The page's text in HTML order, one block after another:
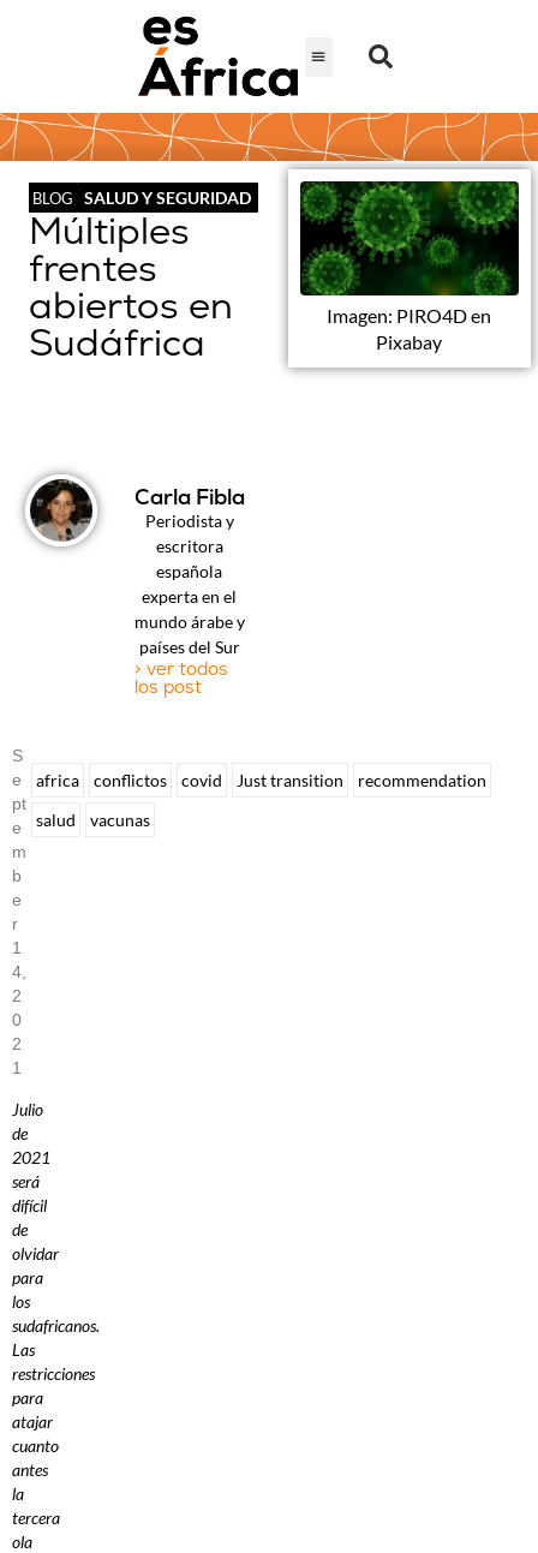
BLOG SALUD Y SEGURIDAD
Múltiples
frentes
abiertos en
Sudáfrica
Imagen: PIRO4D en
Pixabay
Carla Fibla
Periodista y
escritora
española
experta en el
mundo árabe y
países del Sur
> ver todos
los post
S
E
Pt
E
M
B
E
R
1
4,
2
0
2
1
Julio
de
2021
será
difícil
de
olvidar
para
los
sudafricanos.
Las
restricciones
para
atajar
cuanto
antes
la
tercera
ola
africa conflictos covid Just transition
recommendation
salud
vacunas